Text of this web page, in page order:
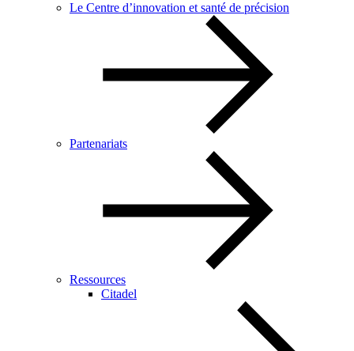
Le Centre d’innovation et santé de précision
Partenariats
Ressources
Citadel